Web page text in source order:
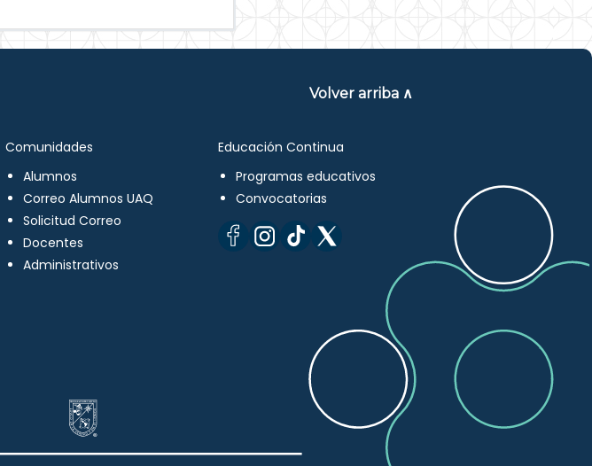
Volver arriba ∧
Comunidades
Alumnos
Correo Alumnos UAQ
Solicitud Correo
Docentes
Administrativos
Educación Continua
Programas educativos
Convocatorias